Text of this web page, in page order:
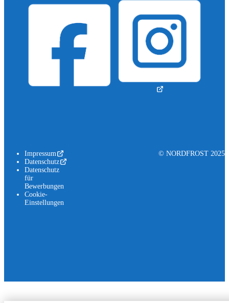
Impressum
Datenschutz
Datenschutz
für
Bewerbungen
Cookie-
Einstellungen
© NORDFROST 2025